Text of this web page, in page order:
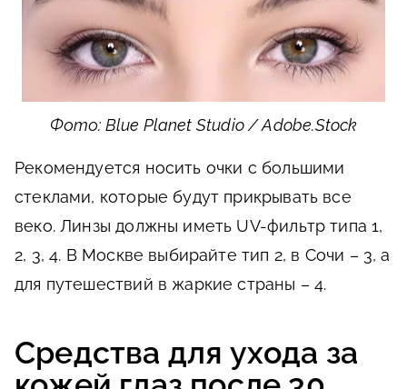
Фото: Blue Planet Studio / Adobe.Stock
Рекомендуется носить очки с большими
стеклами, которые будут прикрывать все
веко. Линзы должны иметь UV-фильтр типа 1,
2, 3, 4. В Москве выбирайте тип 2, в Сочи – 3, а
для путешествий в жаркие страны – 4.
Средства для ухода за